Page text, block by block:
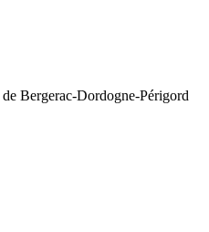
Bergerac-Dordogne-Périgord